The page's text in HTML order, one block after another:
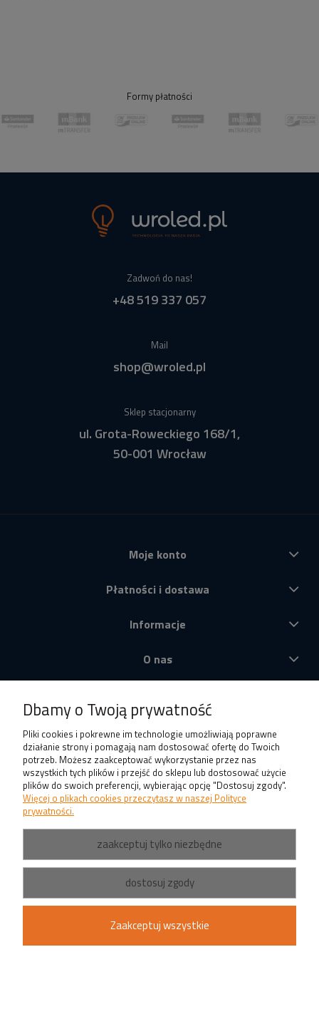
Formy płatności
Zadwoń do nas!
+48 519 337 057
Mail
shop@wroled.pl
Sklep stacjonarny
ul. Grota-Roweckiego 168/1,
50-001 Wrocław
Moje konto
Płatności i dostawa
Informacje
O nas
Dbamy o Twoją prywatność
Pliki cookies i pokrewne im technologie umożliwiają poprawne
działanie strony i pomagają nam dostosować ofertę do Twoich
potrzeb. Możesz zaakceptować wykorzystanie przez nas
wszystkich tych plików i przejść do sklepu lub dostosować użycie
plików do swoich preferencji, wybierając opcję "Dostosuj zgody".
Więcej o plikach cookies przeczytasz w naszej Polityce
prywatności.
zaakceptuj tylko niezbędne
dostosuj zgody
Zaakceptuj wszystkie